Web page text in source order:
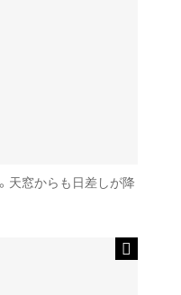
天窓からも日差しが降